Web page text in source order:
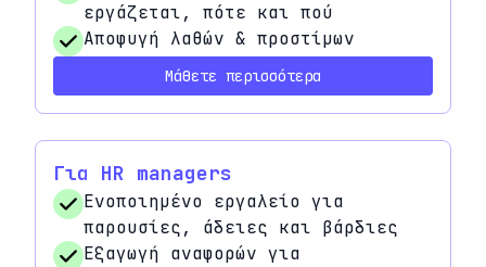
εργάζεται, πότε και πού
Αποφυγή λαθών & προστίμων
Μάθετε περισσότερα
Για HR managers
Ενοποιημένο εργαλείο για
παρουσίες, άδειες και βάρδιες
Εξαγωγή αναφορών για